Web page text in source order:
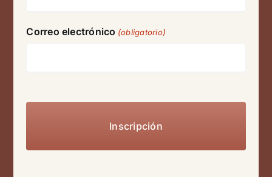
Correo electrónico (obligatorio)